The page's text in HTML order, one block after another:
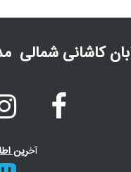
کاشانی شمالی مدرسه

آخرین